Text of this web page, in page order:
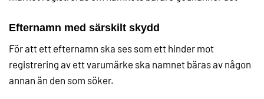
Efternamn med särskilt skydd
För att ett efternamn ska ses som ett hinder mot
registrering av ett varumärke ska namnet bäras av någon
annan än den som söker.